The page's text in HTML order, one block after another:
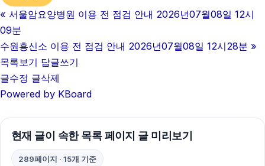
의정부학교폭력변호사
흥신소
« 서울암요양병원 이용 전 점검 안내 2026년07월08일 12시
09분
수원흥신소 이용 전 점검 안내 2026년07월08일 12시28분 »
목록보기 답글쓰기
글수정 글삭제
Powered by KBoard
현재 글이 속한 목록 페이지 글 미리보기
289페이지 · 15개 기준